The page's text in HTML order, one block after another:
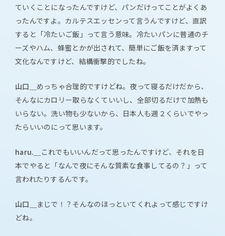
ていくことになったんですけど、パンだけってことがよくあ
ったんですよ。カルテスエッセンって言うんですけど、直訳
すると「冷たいご飯」って言う意味。冷たいパンに普通のチ
ーズやハム、蜂蜜とかが出されて、簡単にご飯を済ますって
文化なんですけど、結構衝撃的でしたね。
山口＿ めっちゃ合理的ですけどね。夜って寝るだけだから、
そんなにカロリー取らなくていいし、全部切るだけで加熱も
いらない。洗い物も少ないから、日本人も週２くらいでやっ
たらいいのにって思います。
haru.＿
これでもいいんだって思ったんですけど、それを日
本でやると「なんで夜にそんな質素な食事してるの？」って
言われたりするんです。
山口＿
まじで！？そんなのほっといてくれよって感じですけ
どね。